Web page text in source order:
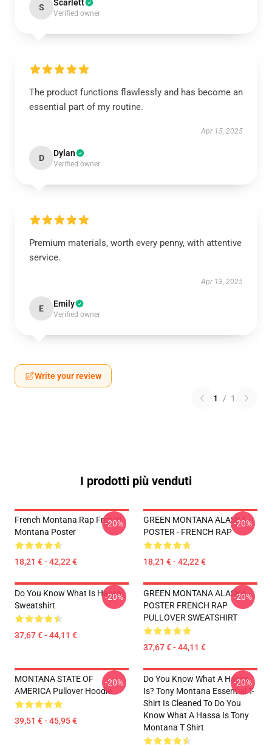
S Scarlett
Verified owner
The product functions flawlessly and has become an
essential part of my routine.
Apr 15, 2025
D Dylan
Verified owner
Premium materials, worth every penny, with attentive
service.
Apr 13, 2025
E Emily
Verified owner
Write your review
1 / 1
I prodotti più venduti
French Montana Rap French
Montana Poster
18,21 € - 42,22 €
-20%
GREEN MONTANA ALASKA
POSTER - FRENCH RAP
18,21 € - 42,22 €
-20%
Do You Know What Is Hassa
Sweatshirt
37,67 € - 44,11 €
-20%
GREEN MONTANA ALASKA
POSTER FRENCH RAP
PULLOVER SWEATSHIRT
37,67 € - 44,11 €
-20%
MONTANA STATE OF
AMERICA Pullover Hoodie
39,51 € - 45,95 €
-20%
Do You Know What A Hassa
Is? Tony Montana Essential T-
Shirt Is Cleaned To Do You
Know What A Hassa Is Tony
Montana T Shirt
-20%